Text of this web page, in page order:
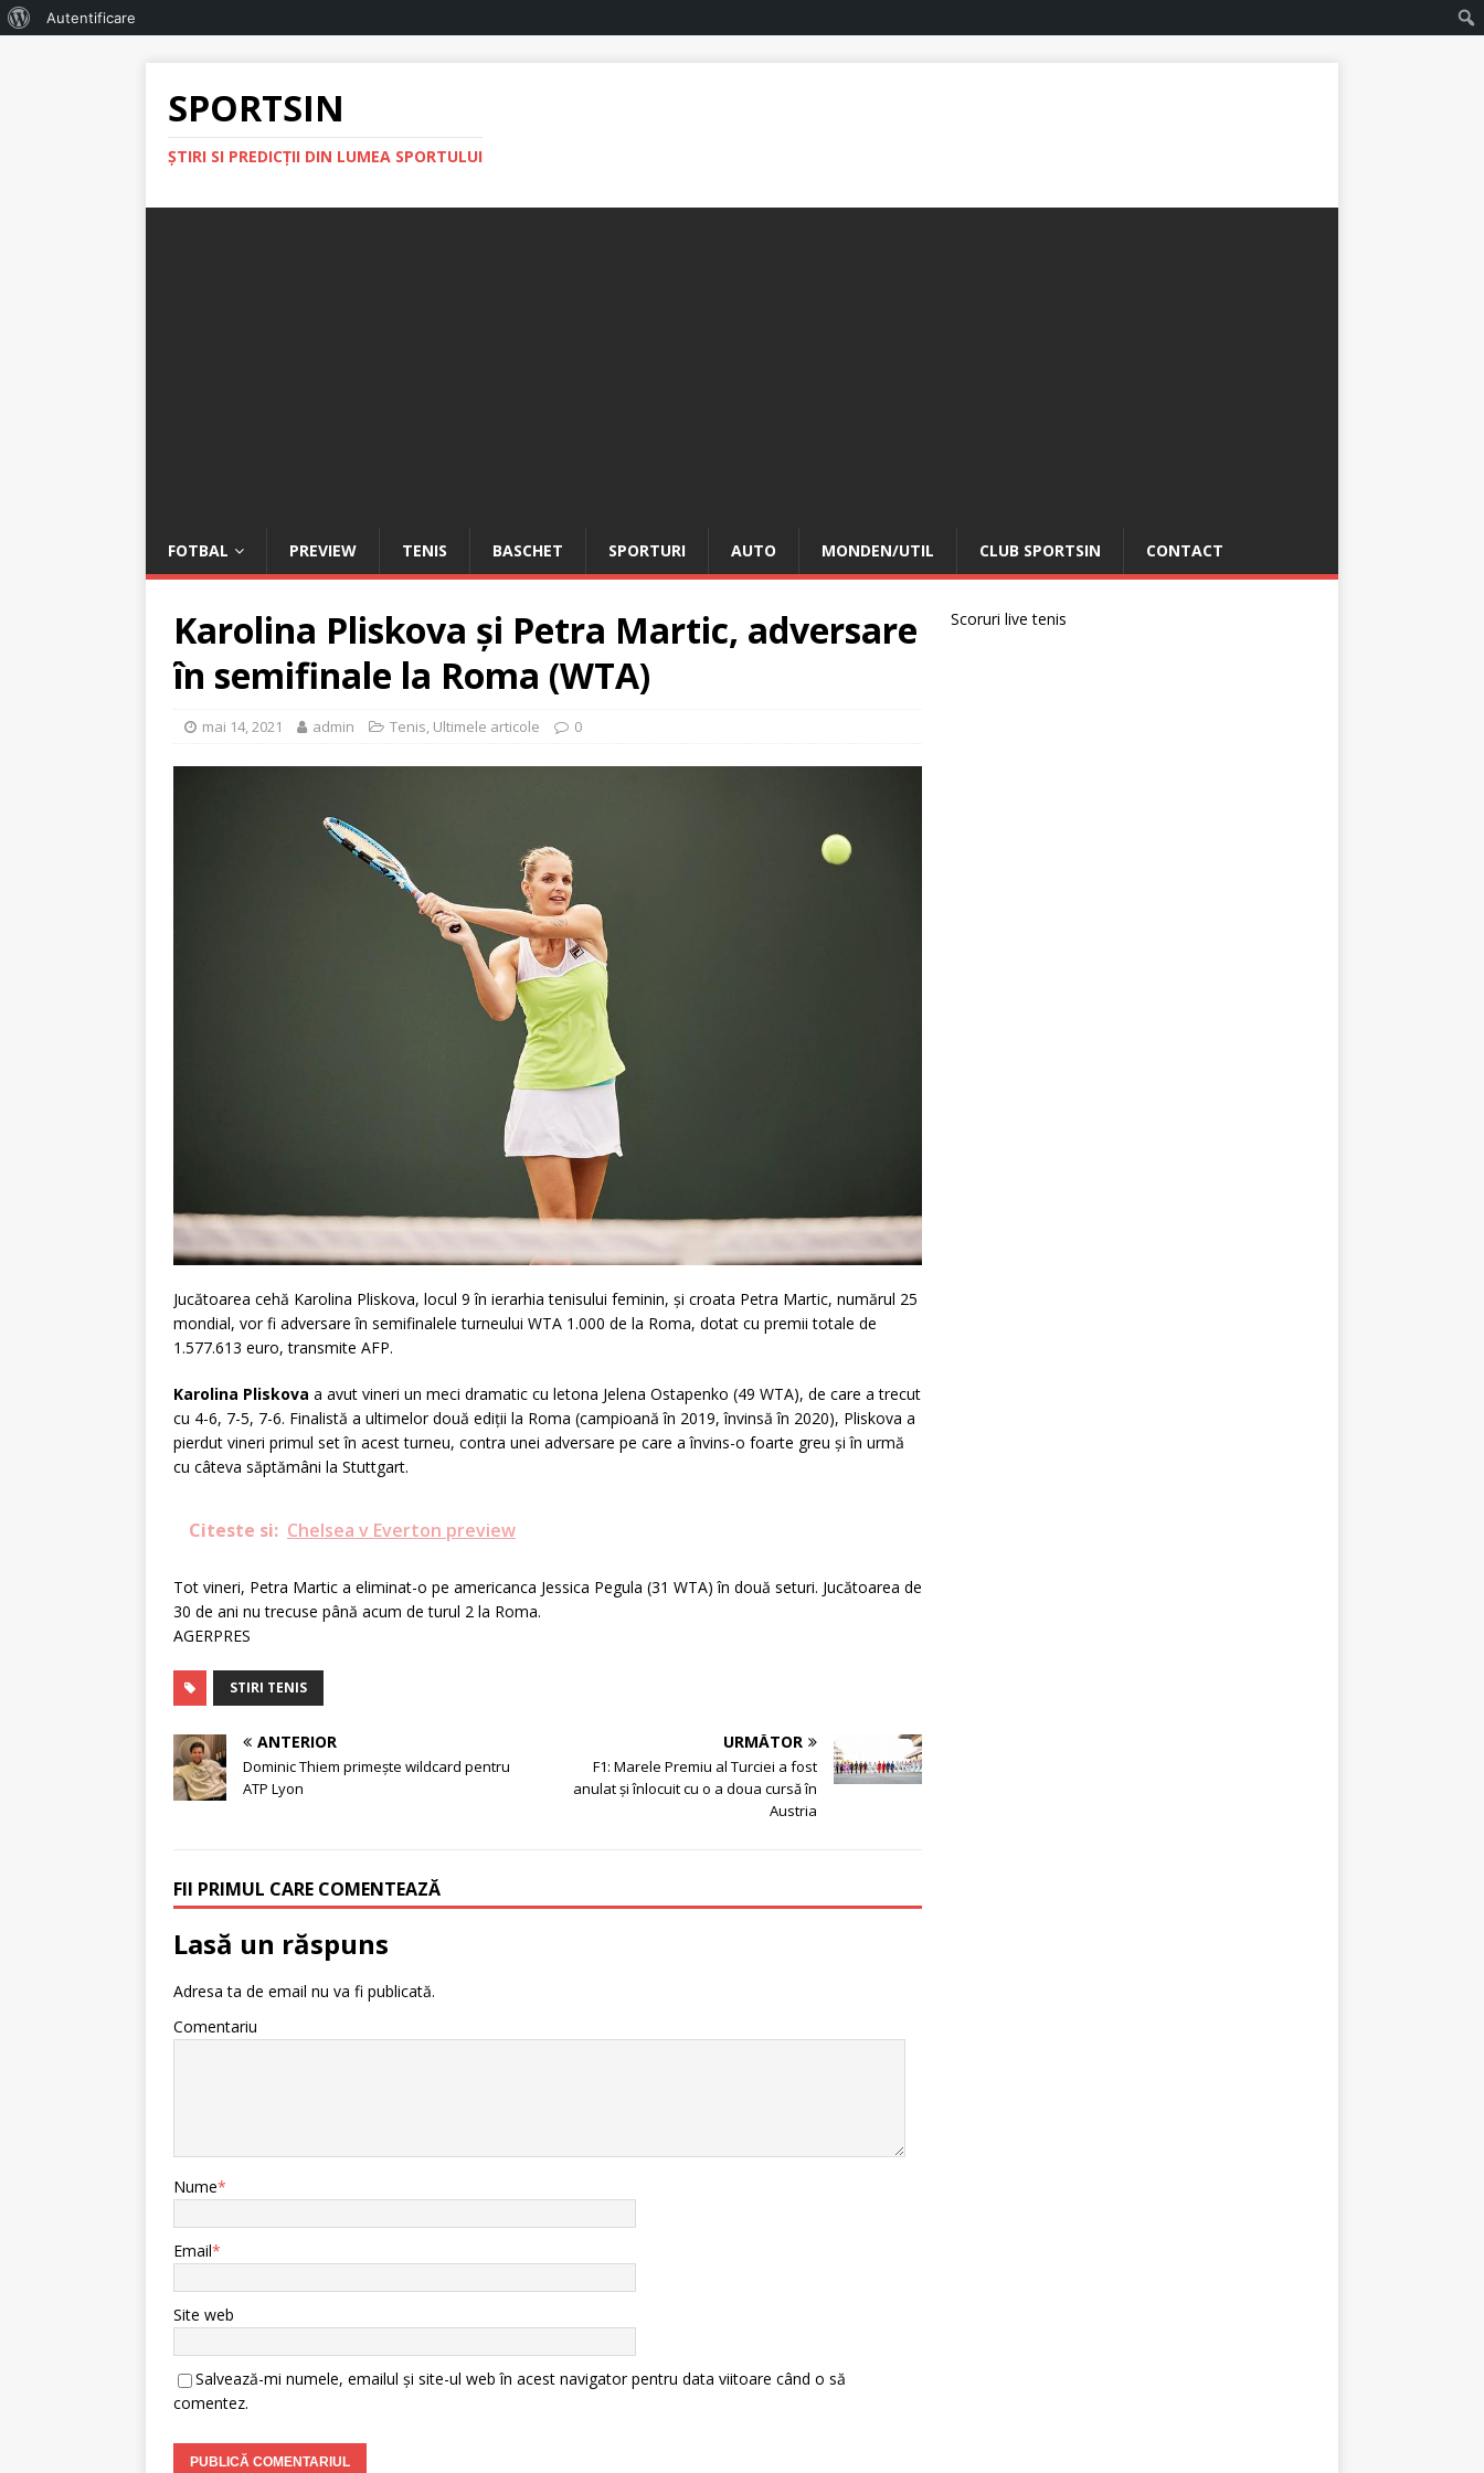
Autentificare
SPORTSIN
ŞTIRI SI PREDICŢII DIN LUMEA SPORTULUI
FOTBAL PREVIEW TENIS BASCHET SPORTURI AUTO MONDEN/UTIL CLUB SPORTSIN CONTACT
Karolina Pliskova şi Petra Martic, adversare
în semifinale la Roma (WTA)
mai 14, 2021 admin Tenis, Ultimele articole 0
Jucătoarea cehă Karolina Pliskova, locul 9 în ierarhia tenisului feminin, şi croata Petra Martic, numărul 25
mondial, vor fi adversare în semifinalele turneului WTA 1.000 de la Roma, dotat cu premii totale de
1.577.613 euro, transmite AFP.
Karolina Pliskova a avut vineri un meci dramatic cu letona Jelena Ostapenko (49 WTA), de care a trecut
cu 4-6, 7-5, 7-6. Finalistă a ultimelor două ediţii la Roma (campioană în 2019, învinsă în 2020), Pliskova a
pierdut vineri primul set în acest turneu, contra unei adversare pe care a învins-o foarte greu şi în urmă
cu câteva săptămâni la Stuttgart.
Citeste si: Chelsea v Everton preview
Tot vineri, Petra Martic a eliminat-o pe americanca Jessica Pegula (31 WTA) în două seturi. Jucătoarea de
30 de ani nu trecuse până acum de turul 2 la Roma.
AGERPRES
STIRI TENIS
ANTERIOR
Dominic Thiem primește wildcard pentru
ATP Lyon
URMĂTOR
F1: Marele Premiu al Turciei a fost
anulat şi înlocuit cu o a doua cursă în
Austria
FII PRIMUL CARE COMENTEAZĂ
Lasă un răspuns
Adresa ta de email nu va fi publicată.
Comentariu
Nume*
Email*
Site web
Salvează-mi numele, emailul și site-ul web în acest navigator pentru data viitoare când o să
comentez.
Scoruri live tenis